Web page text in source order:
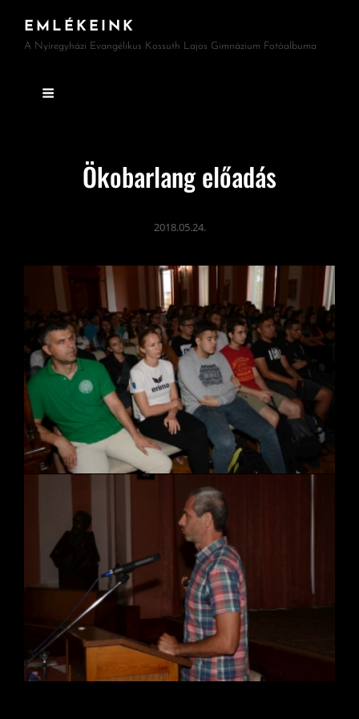
EMLÉKEINK
A Nyíregyházi Evangélikus Kossuth Lajos Gimnázium Fotóalbuma
Ökobarlang előadás
2018.05.24.